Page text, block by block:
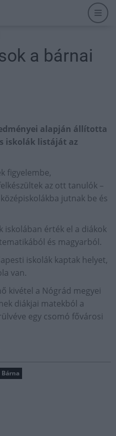
a bárnai
alapján állította
iskolák listáját az
figyelembe,
az ott tanulók –
jutnak be és
iskolában érték el a diákok
és magyarból.
iskolák kaptak helyet,
van.
kivétel a Nógrád megyei
diákjai matekból a
egy csomó fővárosi
Bárna